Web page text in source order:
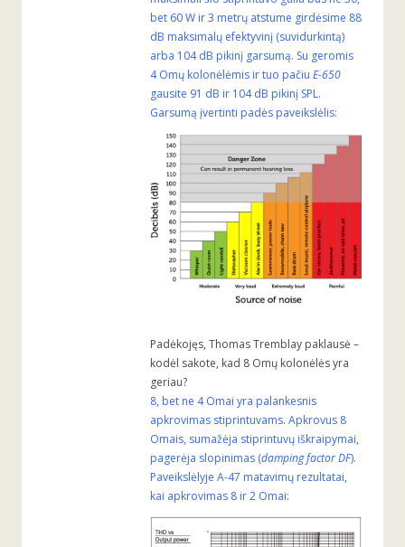
bet 60 W ir 3 metrų atstume girdėsime 88
dB maksimalų efektyvinį (suvidurkintą)
arba 104 dB pikinį garsumą. Su geromis
4 Omų kolonėlėmis ir tuo pačiu E-650
gausite 91 dB ir 104 dB pikinį SPL.
Garsumą įvertinti padės paveikslėlis:
Padėkojęs, Thomas Tremblay paklausė –
kodėl sakote, kad 8 Omų kolonėlės yra
geriau?
8, bet ne 4 Omai yra palankesnis
apkrovimas stiprintuvams. Apkrovus 8
Omais, sumažėja stiprintuvų iškraipymai,
pagerėja slopinimas (damping factor DF).
Paveikslėlyje A-47 matavimų rezultatai,
kai apkrovimas 8 ir 2 Omai: